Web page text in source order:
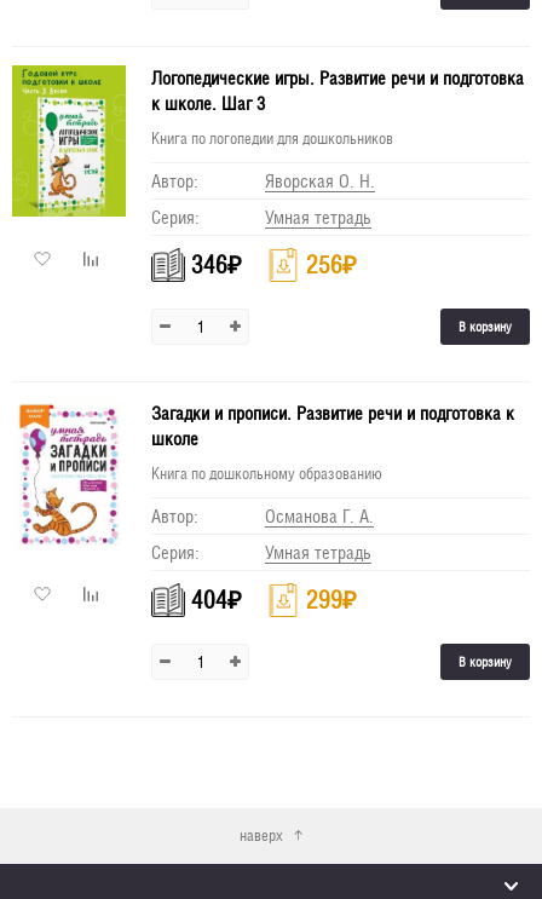
Логопедические игры. Развитие речи и подготовка
к школе. Шаг 3
Книга по логопедии для дошкольников
Автор:
Яворская О. Н.
Серия:
Умная тетрадь
346₽ 256₽
В корзину
Загадки и прописи. Развитие речи и подготовка к
школе
Книга по дошкольному образованию
Автор:
Османова Г. А.
Серия:
Умная тетрадь
404₽ 299₽
В корзину
наверх